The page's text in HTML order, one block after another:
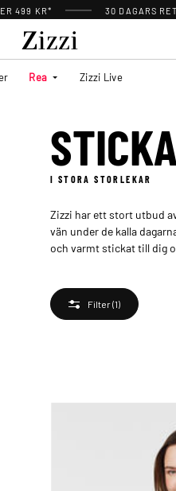
499 KR* 30 DAGARS
Rea Zizzi Live
I STORA STORLEKAR
Zizzi har ett stort utbud
vän under de kalla
och varmt stickat till dig
Filter(1)